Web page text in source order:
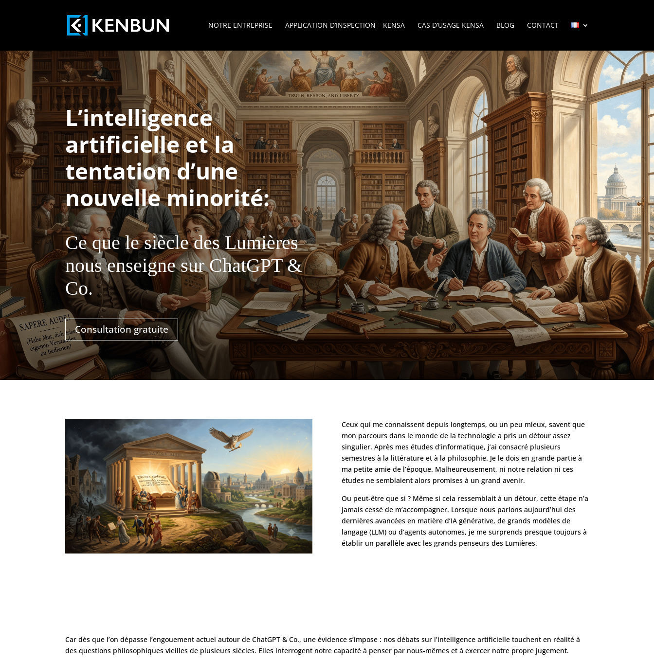
NOTRE ENTREPRISE APPLICATION D’INSPECTION – KENSA CAS D’USAGE KENSA BLOG CONTACT
L’intelligence
artificielle et la
tentation d’une
nouvelle minorité:
Ce que le siècle des Lumières
nous enseigne sur ChatGPT &
Co.
Consultation gratuite
Ceux qui me connaissent depuis longtemps, ou un peu mieux, savent que
mon parcours dans le monde de la technologie a pris un détour assez
singulier. Après mes études d’informatique, j’ai consacré plusieurs
semestres à la littérature et à la philosophie. Je le dois en grande partie à
ma petite amie de l’époque. Malheureusement, ni notre relation ni ces
études ne semblaient alors promises à un grand avenir.
Ou peut-être que si ? Même si cela ressemblait à un détour, cette étape n’a
jamais cessé de m’accompagner. Lorsque nous parlons aujourd’hui des
dernières avancées en matière d’IA générative, de grands modèles de
langage (LLM) ou d’agents autonomes, je me surprends presque toujours à
établir un parallèle avec les grands penseurs des Lumières.
Car dès que l’on dépasse l’engouement actuel autour de ChatGPT & Co., une évidence s’impose : nos débats sur l’intelligence artificielle touchent en réalité à
des questions philosophiques vieilles de plusieurs siècles. Elles interrogent notre capacité à penser par nous-mêmes et à exercer notre propre jugement.